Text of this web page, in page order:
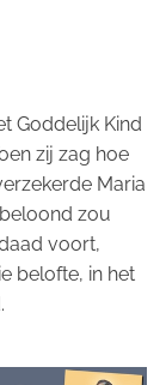
Goddelijk Kind
zij zag hoe
Maria
zou
voort,
belofte, in het